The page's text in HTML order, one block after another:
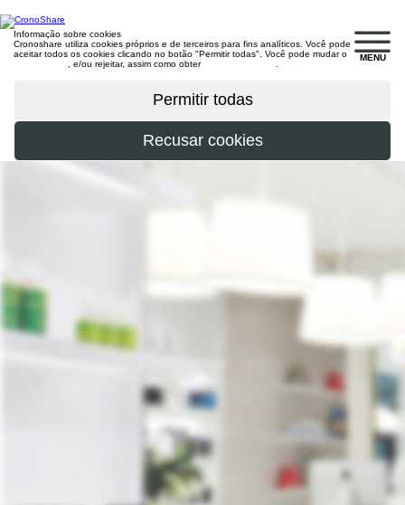
MENU
Informação sobre cookies
Cronoshare utiliza cookies próprios e de terceiros para fins analíticos. Você pode
aceitar todos os cookies clicando no botão "Permitir todas". Você pode mudar o
, e/ou rejeitar, assim como obter